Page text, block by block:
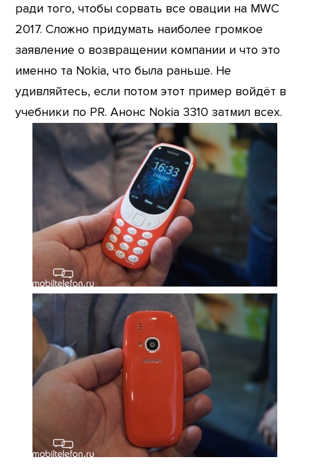
ради того, чтобы сорвать все овации на MWC
2017. Сложно придумать наиболее громкое
заявление о возвращении компании и что это
именно та Nokia, что была раньше. Не
удивляйтесь, если потом этот пример войдёт в
учебники по PR. Анонс Nokia 3310 затмил всех.